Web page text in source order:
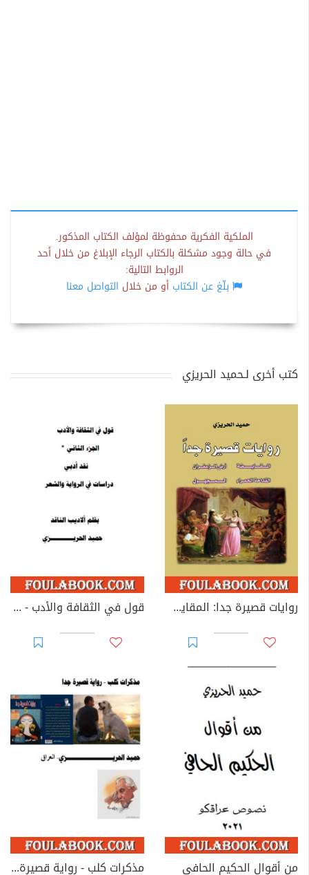
الملكية الفكرية محفوظة لمؤلف الكتاب المذكور.
في حالة وجود مشكلة بالكتاب الرجاء الإبلاغ من خلال أحد
الروابط التالية:
بلّغ عن الكتاب أو من خلال التواصل معنا
كتب أخرى لـحميد الحريزي
روايات قصيرة جدا: المقايضة، أرض الزعفران، القداحة الحمراء، المجهول قول في الثقافة والأدب - الجزء الثاني
من أقوال الحكيم الحافي مذكرات كلب - رواية قصيرة جدا